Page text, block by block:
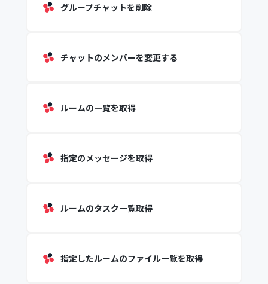
グループチャットを削除
チャットのメンバーを変更する
ルームの一覧を取得
指定のメッセージを取得
ルームのタスク一覧取得
指定したルームのファイル一覧を取得